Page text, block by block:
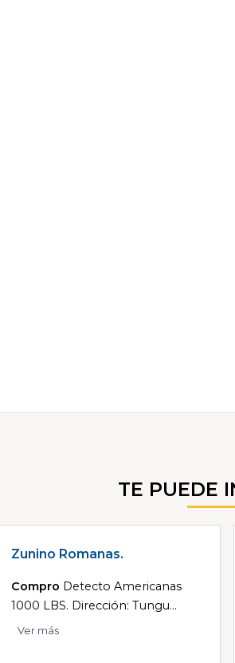
TE PUEDE
Zunino Romanas.
Compro Detecto Americanas
1000 LBS. Dirección: Tungu...
Ver más